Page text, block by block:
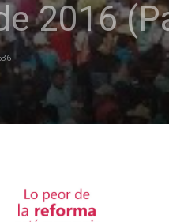
2016